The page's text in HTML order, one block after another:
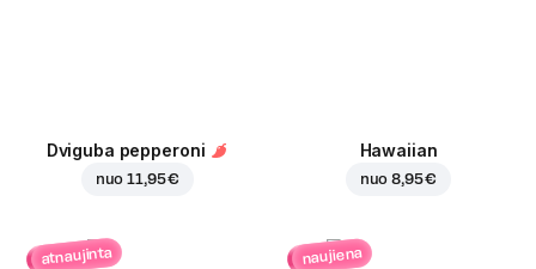
Dviguba pepperoni
nuo11,95 €
Hawaiian
nuo8,95 €
atnaujinta naujiena